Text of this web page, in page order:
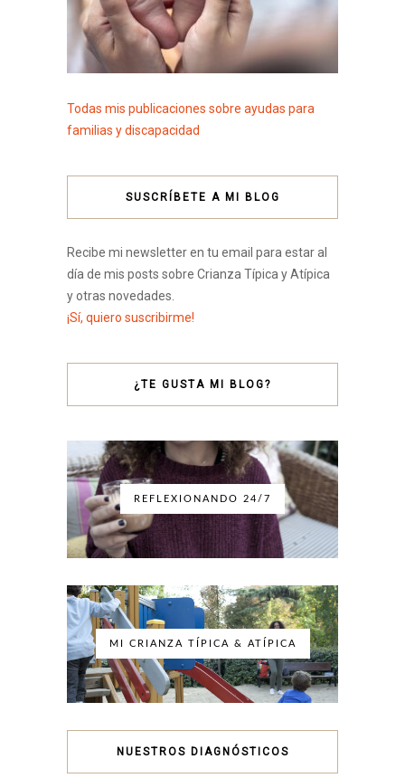
Todas mis publicaciones sobre ayudas para
familias y discapacidad
SUSCRÍBETE A MI BLOG
Recibe mi newsletter en tu email para estar al
día de mis posts sobre Crianza Típica y Atípica
y otras novedades.
¡Sí, quiero suscribirme!
¿TE GUSTA MI BLOG?
REFLEXIONANDO 24/7
MI CRIANZA TÍPICA & ATÍPICA
NUESTROS DIAGNÓSTICOS